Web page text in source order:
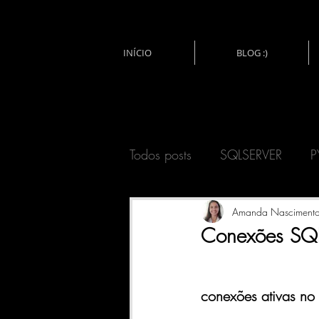
INÍCIO BLOG :)
Todos posts SQLSERVER
ARDUINO HTML
Conexões
Amanda
conexões ativas no